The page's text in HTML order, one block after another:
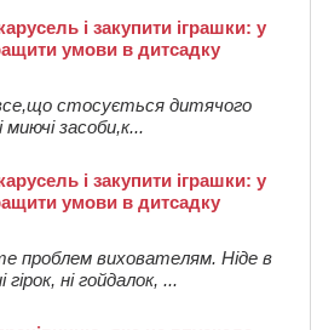
і закупити іграшки: у
умови в дитсадку
все,що стосується дитячого
миючі засоби,к...
і закупити іграшки: у
умови в дитсадку
проблем вихователям. Ніде в
ні гойдалок, ...